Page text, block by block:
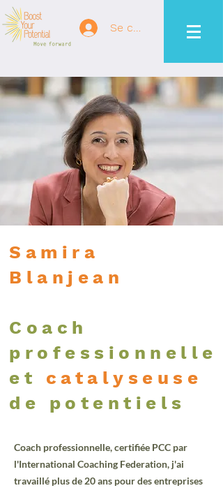
Se connecter
Samira
Blanjean
Coach
professionnelle
et
catalyseuse
de potentiels
Coach professionnelle, certifiée PCC par
l'International Coaching Federation, j'ai
travaillé plus de 20 ans pour des entreprises